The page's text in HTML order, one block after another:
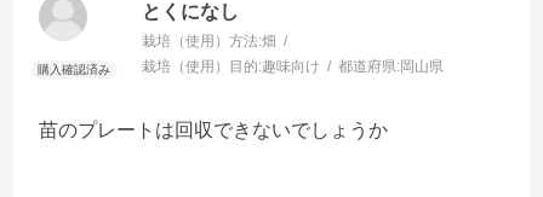
とくになし
栽培（使用）方法:畑
栽培（使用）目的:趣味向け 都道府県:岡山県
苗のプレートは回収できないでしょうか